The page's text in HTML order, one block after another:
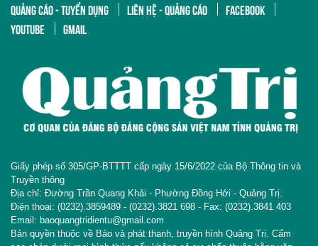
QUẢNG CÁO - TUYỂN DỤNG LIÊN HỆ - QUẢNG CÁO
FACEBOOK
YOUTUBE
GMAIL
Giấy phép số 305/GP-BTTTT cấp ngày 15/6/2022 của Bộ Thông tin và
Truyền thông
Địa chỉ: Đường Trần Quang Khải - Phường Đồng Hới - Quảng Trị.
Điện thoại: (0232).3859489 - (0232).3821 698 - Fax: (0232).3841 403
Email: baoquangtridientu@gmail.com
Bản quyền thuộc về Báo và phát thanh, truyền hình Quảng Trị. Cấm